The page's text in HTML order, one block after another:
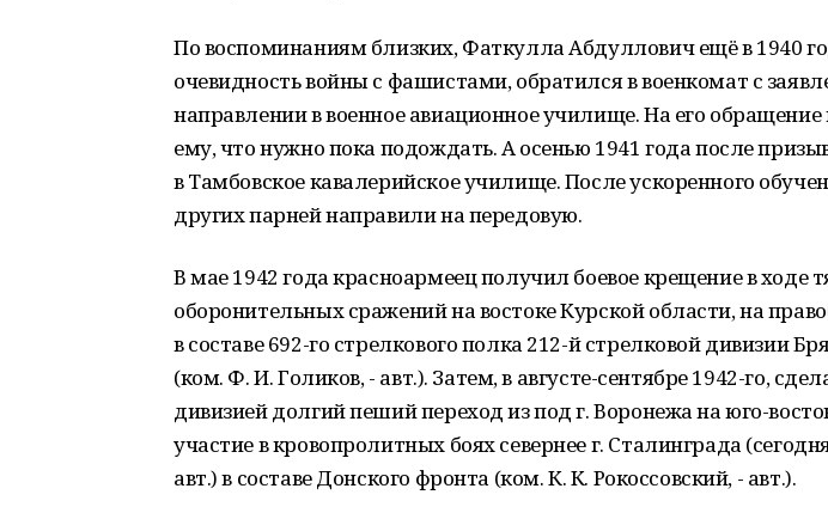
По воспоминаниям близких, Фаткулла Абдуллович ещё в 1940
очевидность войны с фашистами, обратился в военкомат с
направлении в военное авиационное училище. На его
ему, что нужно пока подождать. А осенью 1941 года после
в Тамбовское кавалерийское училище. После ускоренного
других парней направили на передовую.
В мае 1942 года красноармеец получил боевое крещение в ходе
оборонительных сражений на востоке Курской области, на
в составе 692-го стрелкового полка 212-й стрелковой дивизии
(ком. Ф. И. Голиков, - авт.). Затем, в августе-сентябре 1942-го,
дивизией долгий пеший переход из под г. Воронежа на юго-
участие в кровопролитных боях севернее г. Сталинграда
авт.) в составе Донского фронта (ком. К. К. Рокоссовский, - авт.).